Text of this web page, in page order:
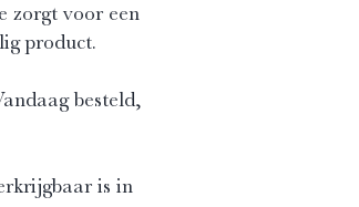
zorgt voor een
product.
besteld,
is in